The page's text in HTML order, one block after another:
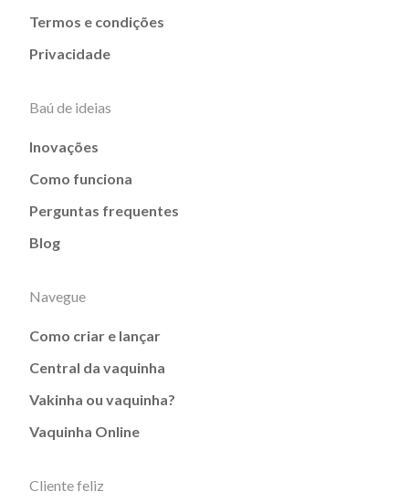
Termos e condições
Privacidade
Baú de ideias
Inovações
Como funciona
Perguntas frequentes
Blog
Navegue
Como criar e lançar
Central da vaquinha
Vakinha ou vaquinha?
Vaquinha Online
Cliente feliz